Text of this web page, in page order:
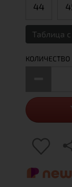
44
Таблица
КОЛИЧЕСТВО